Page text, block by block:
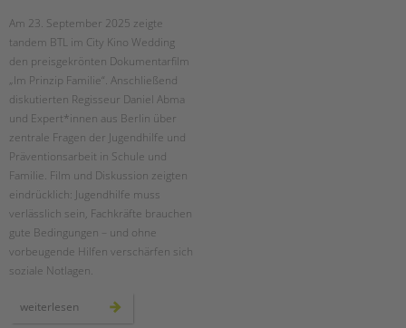
EINGLIEDERUNGSHILFE
BETREUTES WOHNEN
TANDEM BTL AKADEMIE
Zertfikatskurse
Seminarkalender
Seminarräume
STADTTEILARBEIT
PROFIL | LEITBILD
Kinder- und Jugendschutz
Am 23. September 2025 zeigte
tandem BTL im City Kino Wedding
den preisgekrönten Dokumentarfilm
„Im Prinzip Familie“. Anschließend
diskutierten Regisseur Daniel Abma
und Expert*innen aus Berlin über
zentrale Fragen der Jugendhilfe und
Präventionsarbeit in Schule und
Familie. Film und Diskussion zeigten
eindrücklich: Jugendhilfe muss
verlässlich sein, Fachkräfte brauchen
gute Bedingungen – und ohne
vorbeugende Hilfen verschärfen sich
soziale Notlagen.
weiterlesen